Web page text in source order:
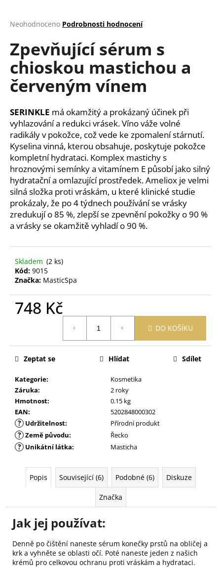
Průměrné
produktu
je
z
5
hvězdiček.
Neohodnoceno Podrobnosti hodnocení
Zpevňující sérum s
chioskou mastichou a
červeným vínem
SERINKLE má okamžitý a prokázaný účinek při
vyhlazování a redukci vrásek. Víno váže volné
radikály v pokožce, což vede ke zpomalení stárnutí.
Kyselina vinná, kterou obsahuje, poskytuje pokožce
kompletní hydrataci. Komplex mastichy s
hroznovými semínky a vitamínem E působí jako silný
hydratační a omlazující prostředek. Ameliox je velmi
silná složka proti vráskám, u které klinické studie
prokázaly, že po 4 týdnech používání se vrásky
zredukují o 85 %, zlepší se zpevnění pokožky o 90 %
a vrásky se okamžitě vyhladí o 90 %.
Skladem (2 ks)
Kód: 9015
Značka: MasticSpa
748 Kč
DO KOŠÍKU
Kategorie:
Kosmetika
Záruka:
2 roky
Hmotnost:
0.15 kg
EAN: 5202848000302
? Udržitelnost: Přírodní produkt
? Země původu: Řecko
? Unikátní látka: Masticha
Zeptat se Hlídat Sdílet
Popis Související (6) Podobné (6) Diskuze
Značka
Jak jej používat:
Denně po čištění naneste sérum konečky prstů na obličej a
krk a vyhněte se oblasti očí. Poté naneste jeden z našich
krémů pro celkovou ochranu proti vráskám a hydrataci.
j
t
?
HLEDAT
D
o
p
o
r
u
č
j
e
m
e
PRACÍ
PAPÍRKY
BAVLNY
59
Kč